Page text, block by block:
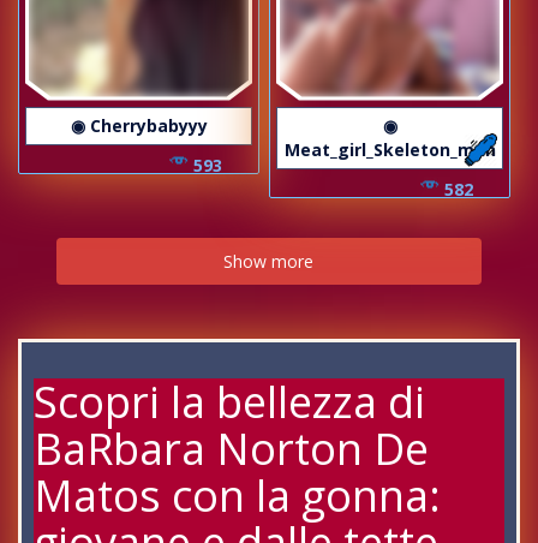
◉ Cherrybabyyy
593
◉
Meat_girl_Skeleton_man
582
Show more
Scopri la bellezza di
BaRbara Norton De
Matos con la gonna: